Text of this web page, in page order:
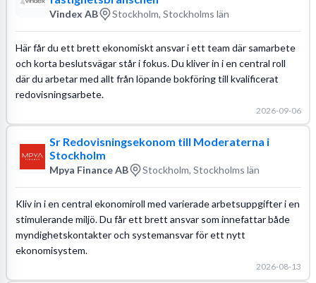
Vindex AB Stockholm, Stockholms län
Här får du ett brett ekonomiskt ansvar i ett team där samarbete
och korta beslutsvägar står i fokus. Du kliver in i en central roll
där du arbetar med allt från löpande bokföring till kvalificerat
redovisningsarbete.
2026-09-06
Sr Redovisningsekonom till Moderaterna i
Stockholm
Mpya Finance AB Stockholm, Stockholms län
Kliv in i en central ekonomiroll med varierade arbetsuppgifter i en
stimulerande miljö. Du får ett brett ansvar som innefattar både
myndighetskontakter och systemansvar för ett nytt
ekonomisystem.
2026-08-13